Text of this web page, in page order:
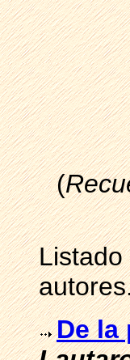
(
Listado
De la